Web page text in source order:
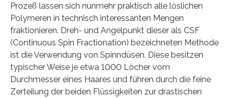
Prozeß lassen sich nunmehr praktisch alle löslichen
Polymeren in technisch interessanten Mengen
fraktionieren. Dreh- und Angelpunkt dieser als CSF
(Continuous Spin Fractionation) bezeichneten Methode
ist die Verwendung von Spinndüsen. Diese besitzen
typischer Weise je etwa 1000 Löcher vom
Durchmesser eines Haares und führen durch die feine
Zerteilung der beiden Flüssigkeiten zur drastischen